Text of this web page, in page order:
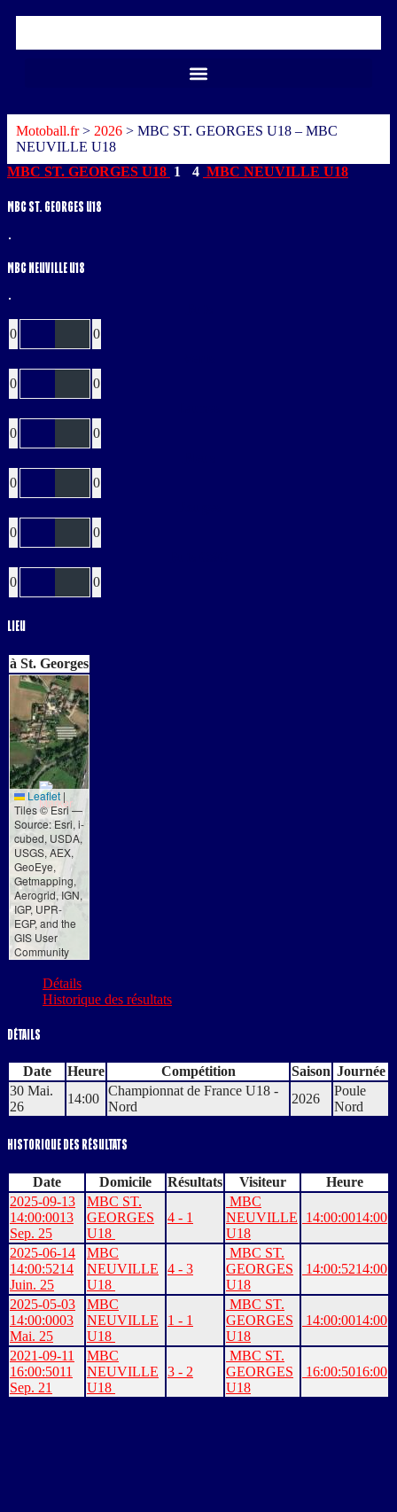
Motoball.fr> 2026 > MBC ST. GEORGES U18 – MBC
NEUVILLE U18
MBC ST. GEORGES U18 1 4 MBC NEUVILLE U18
MBC ST. GEORGES U18
MBC NEUVILLE U18
0
0
0
0
0
0
0
0
0
0
0
0
Lieu
à St. Georges
Leaflet |
Tiles © Esri —
Source: Esri, i-
cubed, USDA,
USGS, AEX,
GeoEye,
Getmapping,
Aerogrid, IGN,
IGP, UPR-
EGP, and the
GIS User
Community
Détails
Historique des résultats
Détails
Date Heure Compétition Saison Journée
30 Mai.
26
14:00
Championnat de France U18 -
Nord
2026
Poule
Nord
Historique des résultats
Date Domicile Résultats Visiteur
Heure
2025-09-13
14:00:0013
Sep. 25
MBC ST.
GEORGES
U18
4 - 1
MBC
NEUVILLE
U18
14:00:0014:00
2025-06-14
14:00:5214
Juin. 25
MBC
NEUVILLE
U18
4 - 3
MBC ST.
GEORGES
U18
14:00:5214:00
2025-05-03
14:00:0003
Mai. 25
MBC
NEUVILLE
U18
1 - 1
MBC ST.
GEORGES
U18
14:00:0014:00
2021-09-11
16:00:5011
Sep. 21
MBC
NEUVILLE
U18
3 - 2
MBC ST.
GEORGES
U18
16:00:5016:00